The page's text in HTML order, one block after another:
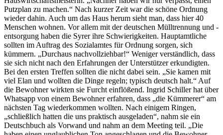
Putzplan zu machen.“ Nach kurzer Zeit war die schöne Ordnung
wieder dahin. Auch um das Haus herum sieht man, dass hier 40
Menschen wohnen. Vor allem mit der deutschen Mülltrennung und -
entsorgung haben die Syrer ihre Schwierigkeiten. Hauptamtliche
sollten im Auftrag des Sozialamtes für Ordnung sorgen, sich
kümmern. „Durchaus nachvollziehbar!“ Weniger verständlich, dass
sie sich nicht nach den Erfahrungen der Unterstützer erkundigten.
Bei den ersten Treffen sollten die nicht dabei sein. „Sie kamen mit
viel Elan und wollten die Dinge regeln; typisch deutsch halt.“ Auf
die Bewohner wirkten sie Furcht einflößend. Ingrid Schiller hat über
Whatsapp von einem Bewohner erfahren, dass „die Kümmerer“ am
nächsten Tag wiederkommen wollten. Nach einigem Ringen,
„schließlich hatten die uns praktisch ausgeladen“, nahm sie ein
Deutschbuch als Vorwand und nahm an dem Meeting teil. „Die